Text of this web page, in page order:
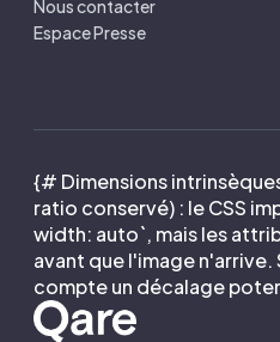
Nous contacter
Espace Presse
{# Dimensions
ratio conservé) : le CSS
width: auto`, mais les
avant que l'image n'arrive.
compte un décalage